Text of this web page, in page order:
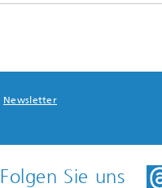
Newsletter
Folgen Sie uns